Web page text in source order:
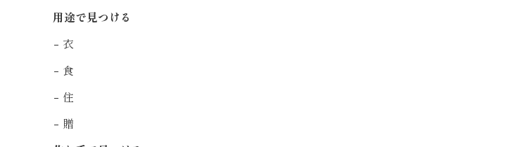
用途で見つける
衣
食
住
贈